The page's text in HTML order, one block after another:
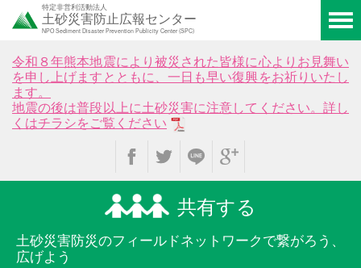
特定非営利活動法人
土砂災害防止広報センター
NPO Sediment Disaster Prevention Publicity Center (SPC)
令和８年熊本地震により被災された皆様に心よりお見舞い
を申し上げますとともに、一日も早い復興をお祈りいたし
ます。
地震の後は普段以上に土砂災害に注意してください。詳し
くはチラシをご覧ください
共有する
土砂災害防災のフィールドネットワークで繋がろう、
広げよう